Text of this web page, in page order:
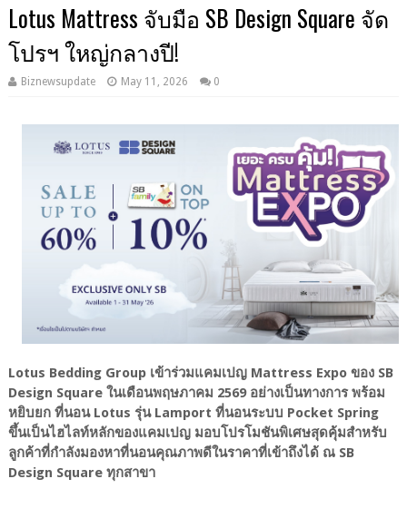
Lotus Mattress จับมือ SB Design Square จัด
โปรฯ ใหญ่กลางปี!
Biznewsupdate May 11, 2026 0
Lotus Bedding Group เข้าร่วมแคมเปญ Mattress Expo ของ SB
Design Square ในเดือนพฤษภาคม 2569 อย่างเป็นทางการ พร้อม
หยิบยก ที่นอน Lotus รุ่น Lamport ที่นอนระบบ Pocket Spring
ขึ้นเป็นไฮไลท์หลักของแคมเปญ มอบโปรโมชันพิเศษสุดคุ้มสำหรับ
ลูกค้าที่กำลังมองหาที่นอนคุณภาพดีในราคาที่เข้าถึงได้ ณ SB
Design Square ทุกสาขา